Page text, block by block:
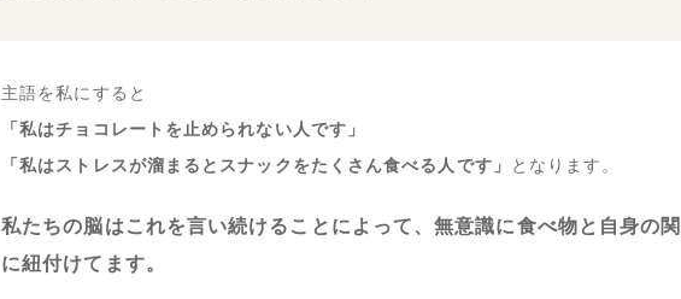
主語を私にすると
「私はチョコレートを止められない人です」
「私はストレスが溜まるとスナックをたくさん食べる人です」
となります。
私たちの脳はこれを言い続けることによって、無意識に食べ物と自身の
に紐付けてます。